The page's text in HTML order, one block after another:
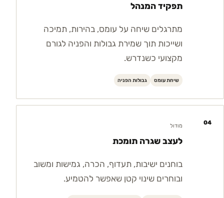
תפקיד המנהל
מתרגלים שיחה על עומס, בהירות, תמיכה
ושייכות תוך שמירת גבולות והפניה לגורם
מקצועי כשנדרש.
שיחת עומס גבולות הפניה
04 מודול
לעצב שגרה תומכת
בוחנים ישיבות, תעדוף, הכרה, גמישות ומשוב
ובוחרים שינוי קטן שאפשר להטמיע.